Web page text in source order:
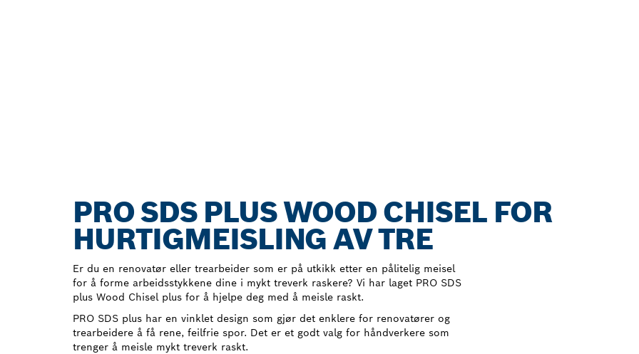
PRO SDS PLUS WOOD CHISEL FOR
HURTIGMEISLING AV TRE
Er du en renovatør eller trearbeider som er på utkikk etter en pålitelig meisel
for å forme arbeidsstykkene dine i mykt treverk raskere? Vi har laget PRO SDS
plus Wood Chisel plus for å hjelpe deg med å meisle raskt.
PRO SDS plus har en vinklet design som gjør det enklere for renovatører og
trearbeidere å få rene, feilfrie spor. Det er et godt valg for håndverkere som
trenger å meisle mykt treverk raskt.